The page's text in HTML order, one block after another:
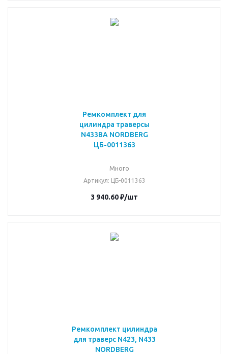
Ремкомплект для
цилиндра траверсы
N433BA NORDBERG
ЦБ-0011363
Много
Артикул: ЦБ-0011363
3 940.60₽/шт
Ремкомплект цилиндра
для траверс N423, N433
NORDBERG